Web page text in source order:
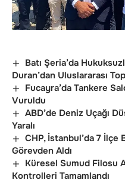
Batı Şeria’da
Duran’dan Uluslararası
Fucayra’da Tankere
Vuruldu
ABD’de Deniz Uçağı
Yaralı
CHP, İstanbul’da 7 İlçe
Görevden Aldı
Küresel Sumud Filosu
Kontrolleri Tamamlandı